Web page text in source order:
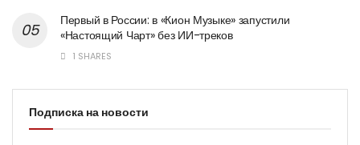
Первый в России: в «Кион Музыке» запустили
«Настоящий Чарт» без ИИ-треков
1 SHARES
Подписка на новости